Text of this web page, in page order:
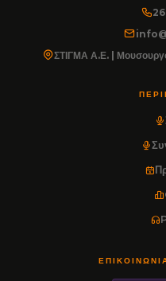
ΣΤΙΓΜΑ Α.Ε. |